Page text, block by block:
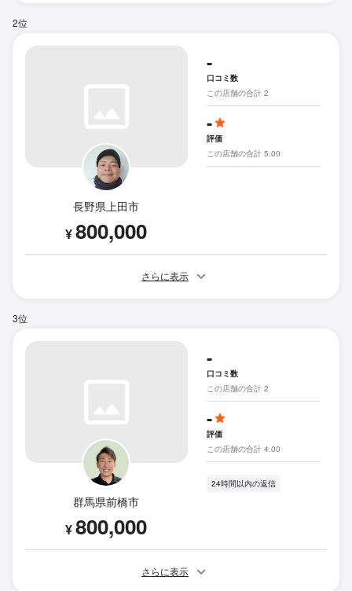
2位
長野県上田市
¥800,000
-
口コミ数
この店舗の合計 2
-
評価
この店舗の合計 5.00
さらに表示
3位
群馬県前橋市
¥800,000
-
口コミ数
この店舗の合計 2
-
評価
この店舗の合計 4.00
24時間以内の返信
さらに表示